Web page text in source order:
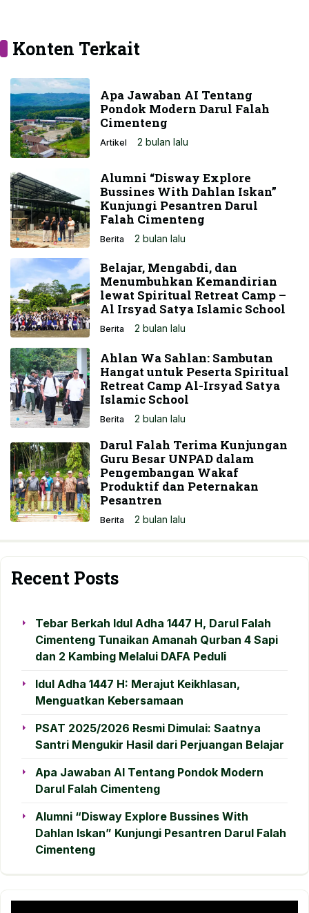
Konten Terkait
Apa Jawaban AI Tentang
Pondok Modern Darul Falah
Cimenteng
Artikel 2 bulan lalu
Alumni “Disway Explore
Bussines With Dahlan Iskan”
Kunjungi Pesantren Darul
Falah Cimenteng
Berita 2 bulan lalu
Belajar, Mengabdi, dan
Menumbuhkan Kemandirian
lewat Spiritual Retreat Camp –
Al Irsyad Satya Islamic School
Berita 2 bulan lalu
Ahlan Wa Sahlan: Sambutan
Hangat untuk Peserta Spiritual
Retreat Camp Al-Irsyad Satya
Islamic School
Berita 2 bulan lalu
Darul Falah Terima Kunjungan
Guru Besar UNPAD dalam
Pengembangan Wakaf
Produktif dan Peternakan
Pesantren
Berita 2 bulan lalu
Recent Posts
Tebar Berkah Idul Adha 1447 H, Darul Falah
Cimenteng Tunaikan Amanah Qurban 4 Sapi
dan 2 Kambing Melalui DAFA Peduli
Idul Adha 1447 H: Merajut Keikhlasan,
Menguatkan Kebersamaan
PSAT 2025/2026 Resmi Dimulai: Saatnya
Santri Mengukir Hasil dari Perjuangan Belajar
Apa Jawaban AI Tentang Pondok Modern
Darul Falah Cimenteng
Alumni “Disway Explore Bussines With
Dahlan Iskan” Kunjungi Pesantren Darul Falah
Cimenteng